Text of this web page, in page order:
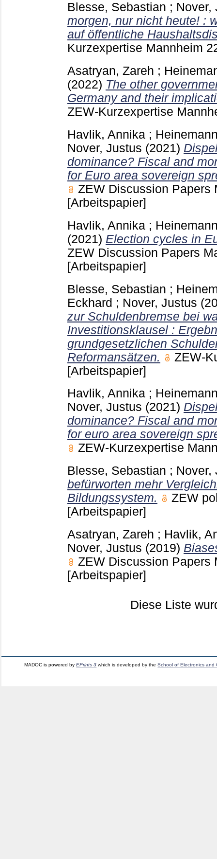
Blesse, Sebastian ; Nover,
morgen, nur nicht heute! :
auf öffentliche
Kurzexpertise Mannheim
Asatryan, Zareh ;
(2022) The other
Germany and their
ZEW-Kurzexpertise
Havlik, Annika ;
Nover, Justus (2021)
dominance? Fiscal and
for Euro area sovereign
ZEW Discussion Papers
[Arbeitspapier]
Havlik, Annika ;
(2021) Election cycles in
ZEW Discussion Papers
[Arbeitspapier]
Blesse, Sebastian ;
Eckhard ; Nover, Justus
zur Schuldenbremse bei
Investitionsklausel :
grundgesetzlichen
Reformansätzen.
ZEW-
[Arbeitspapier]
Havlik, Annika ;
Nover, Justus (2021)
dominance? Fiscal and
for euro area sovereign
ZEW-Kurzexpertise
Blesse, Sebastian ; Nover,
befürworten mehr
Bildungssystem.
ZEW
[Arbeitspapier]
Asatryan, Zareh ; Havlik,
Nover, Justus (2019)
ZEW Discussion Papers
[Arbeitspapier]
Diese Liste
MADOC is powered byEPrints 3 which is developed by theSchool of Electronics and